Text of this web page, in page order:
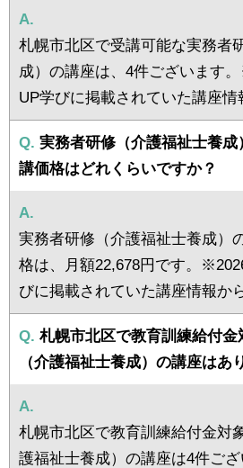
A.
札幌市北区で受講可能な実務者
成）の講座は、4件ございます
UP学びに掲載されていた講座情
Q. 実務者研修（介護福祉士養成
講価格はどれくらいですか？
A.
実務者研修（介護福祉士養成）
格は、月額22,678円です。
びに掲載されていた講座情報か
Q. 札幌市北区で教育訓練給付金
（介護福祉士養成）の講座はあ
A.
札幌市北区で教育訓練給付金対
護福祉士養成）の講座は4件ご